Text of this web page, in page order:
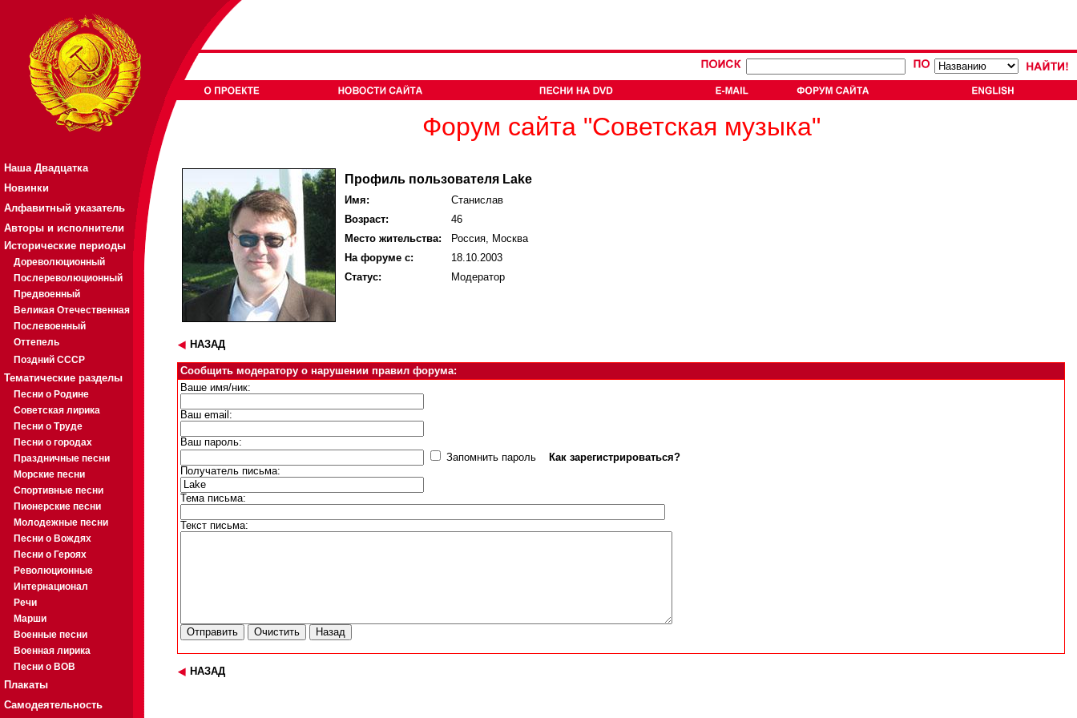
Наша Двадцатка
Новинки
Алфавитный указатель
Авторы и исполнители
Исторические периоды
Дореволюционный
Послереволюционный
Предвоенный
Великая Отечественная
Послевоенный
Оттепель
Поздний СССР
Тематические разделы
Песни о Родине
Советская лирика
Песни о Труде
Песни о городах
Праздничные песни
Морские песни
Спортивные песни
Пионерские песни
Молодежные песни
Песни о Вождях
Песни о Героях
Революционные
Интернационал
Речи
Марши
Военные песни
Военная лирика
Песни о ВОВ
Плакаты
Самодеятельность
Форум сайта "Советская музыка"
Профиль пользователя Lake
Имя:
Станислав
Возраст:
46
Место жительства:
Россия, Москва
На форуме с:
18.10.2003
Статус:
Модератор
НАЗАД
Сообщить модератору о нарушении правил форума:
Ваше имя/ник:
Ваш email:
Ваш пароль:
Запомнить пароль
Как зарегистрироваться?
Получатель письма:
Тема письма:
Текст письма:
НАЗАД